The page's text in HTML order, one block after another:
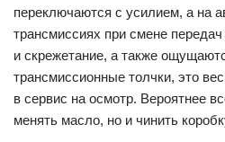
переключаются с усилием, а на
трансмиссиях при смене
и скрежетание, а также
трансмиссионные толчки, это
в сервис на осмотр. Вероятнее
менять масло, но и чинить